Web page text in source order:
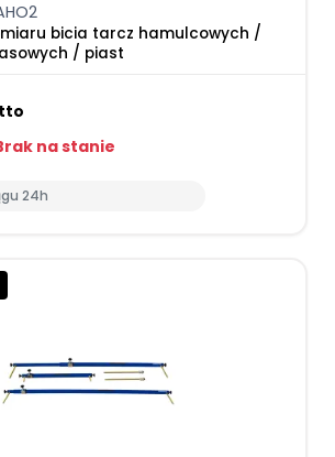
bicia tarcz hamulcowych /
/ piast
na stanie
24h